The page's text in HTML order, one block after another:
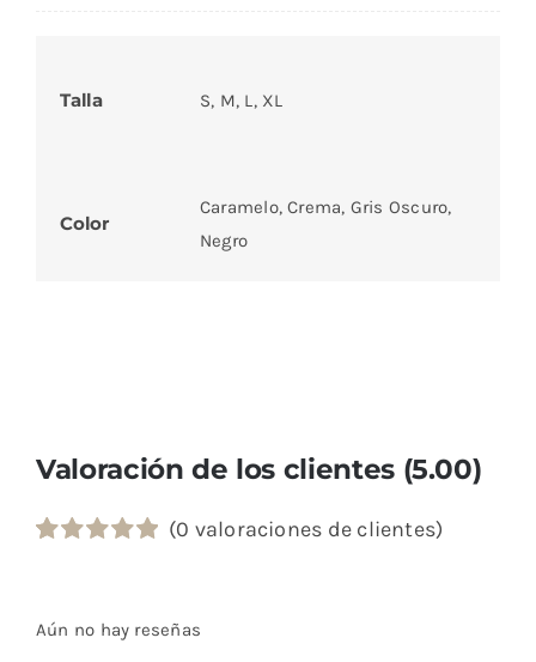
Talla S, M, L, XL
Color
Caramelo, Crema, Gris Oscuro,
Negro
Valoración de los clientes (5.00)
valoraciones
(0 valoraciones de clientes)
Aún no hay reseñas